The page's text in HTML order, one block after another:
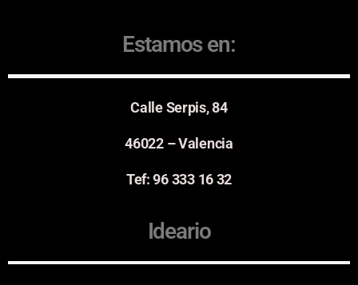
Estamos en:
Calle Serpis, 84
46022 – Valencia
Tef: 96 333 16 32
Ideario